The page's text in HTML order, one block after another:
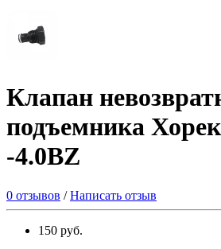
Клапан
подъемника
-4.0BZ
0 отзывов /Написать отзыв
150 руб.